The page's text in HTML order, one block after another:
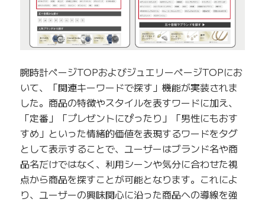
腕時計ページTOPおよびジュエリーページTOPにお
いて、「関連キーワードで探す」機能が実装されま
した。商品の特徴やスタイルを表すワードに加え、
「定番」「プレゼントにぴったり」「男性にもおす
すめ」といった情緒的価値を表現するワードをタグ
として表示することで、ユーザーはブランド名や商
品名だけではなく、利用シーンや気分に合わせた視
点から商品を探すことが可能となります。これによ
り、ユーザーの興味関心に沿った商品への導線を強